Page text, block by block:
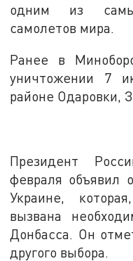
одним из
самолетов мира.
Ранее в
уничтожении 7
районе Одаровки,
Президент
февраля объявил
Украине,
вызвана
Донбасса. Он
другого выбора.